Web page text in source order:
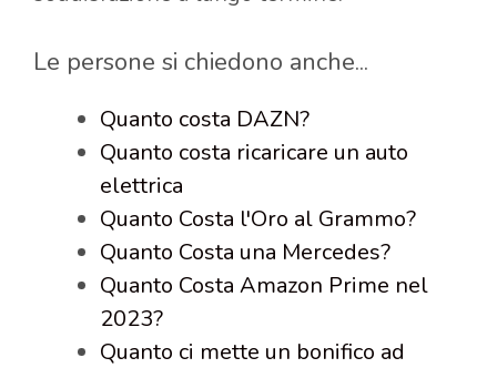
Le persone si chiedono anche...
Quanto costa DAZN?
Quanto costa ricaricare un auto
elettrica
Quanto Costa l'Oro al Grammo?
Quanto Costa una Mercedes?
Quanto Costa Amazon Prime nel
2023?
Quanto ci mette un bonifico ad